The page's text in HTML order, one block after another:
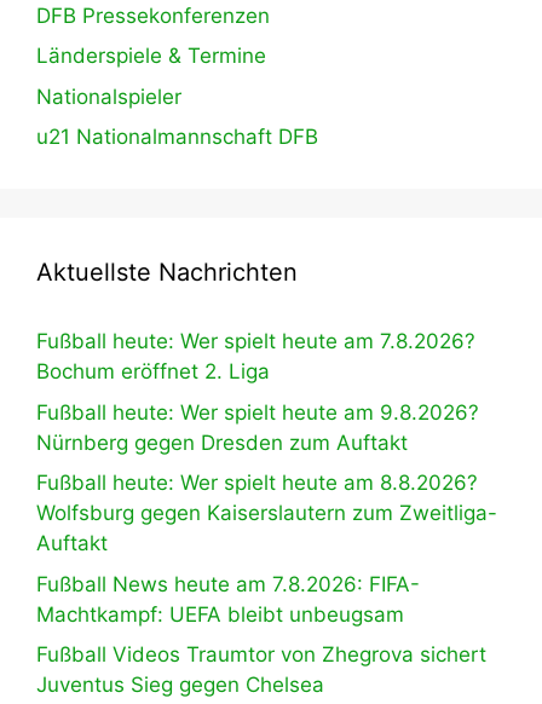
DFB Pressekonferenzen
Länderspiele & Termine
Nationalspieler
u21 Nationalmannschaft DFB
Aktuellste Nachrichten
Fußball heute: Wer spielt heute am 7.8.2026?
Bochum eröffnet 2. Liga
Fußball heute: Wer spielt heute am 9.8.2026?
Nürnberg gegen Dresden zum Auftakt
Fußball heute: Wer spielt heute am 8.8.2026?
Wolfsburg gegen Kaiserslautern zum Zweitliga-
Auftakt
Fußball News heute am 7.8.2026: FIFA-
Machtkampf: UEFA bleibt unbeugsam
Fußball Videos Traumtor von Zhegrova sichert
Juventus Sieg gegen Chelsea